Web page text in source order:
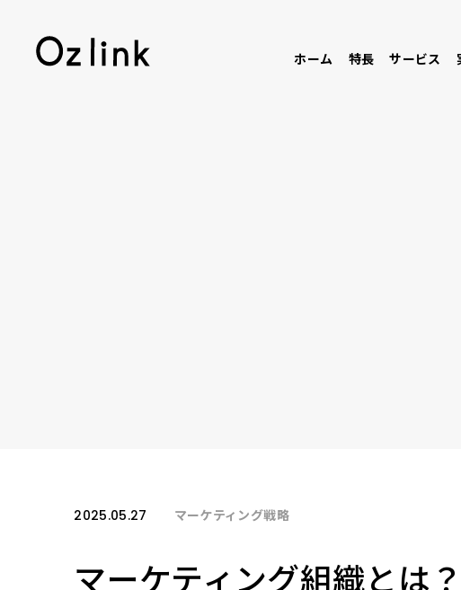
ホーム 特長 サービス
2025.05.27 マーケティング戦略
マーケティング組織とは